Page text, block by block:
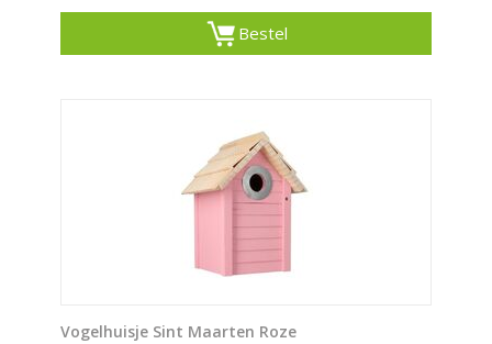
Bestel
Vogelhuisje Sint Maarten Roze